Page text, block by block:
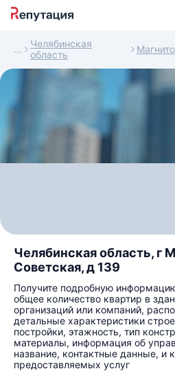
Челябинская
область
Челябинская область, г
Советская, д 139
Получите подробную
общее количество квартир в
организаций или компаний,
детальные характеристики
постройки, этажность, тип
материалы, информация об
название, контактные данные, и
предоставляемых услуг